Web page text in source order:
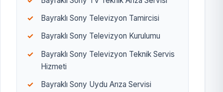
Bayraklı Sony Televizyon Tamircisi
Bayraklı Sony Televizyon Kurulumu
Bayraklı Sony Televizyon Teknik Servis
Hizmeti
Bayraklı Sony Uydu Arıza Servisi